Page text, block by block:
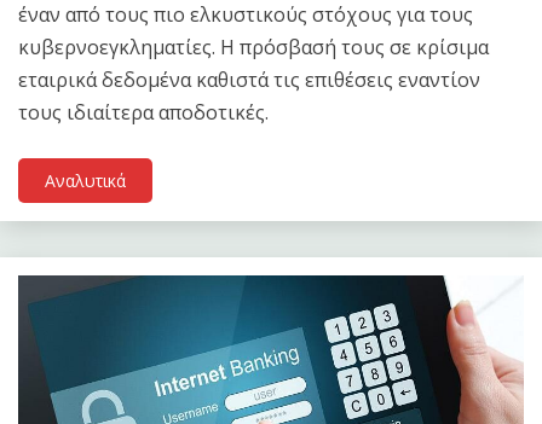
έναν από τους πιο ελκυστικούς στόχους για τους
κυβερνοεγκληματίες. Η πρόσβασή τους σε κρίσιμα
εταιρικά δεδομένα καθιστά τις επιθέσεις εναντίον
τους ιδιαίτερα αποδοτικές.
Αναλυτικά